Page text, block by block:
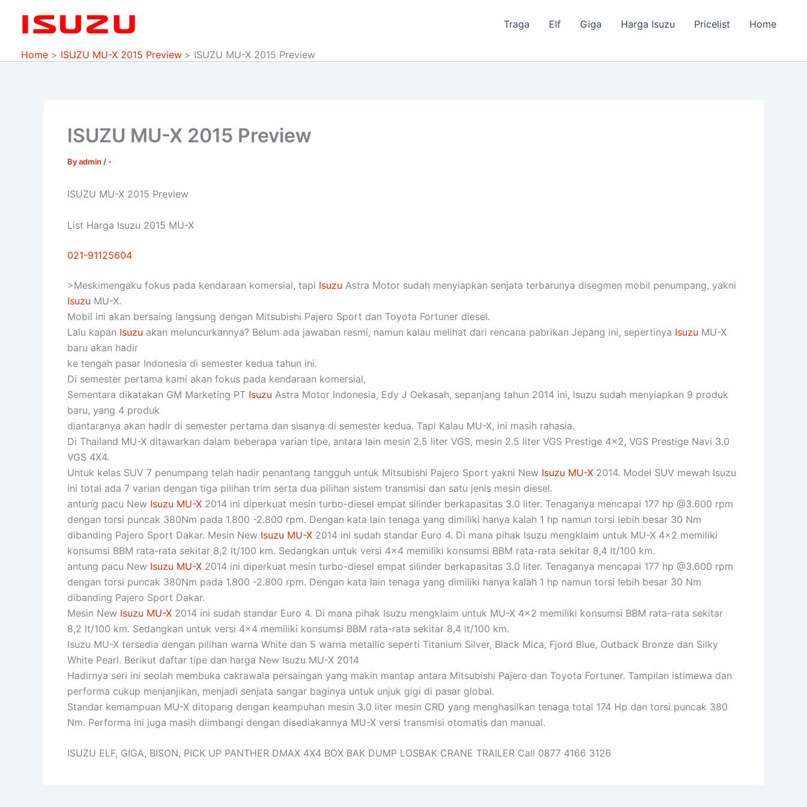
Traga Elf Giga Harga Isuzu Pricelist Home
Home ISUZU MU-X 2015 Preview ISUZU MU-X 2015 Preview
ISUZU MU-X 2015 Preview
Byadmin / -
ISUZU MU-X 2015 Preview
List Harga Isuzu 2015 MU-X
021-91125604
>Meskimengaku fokus pada kendaraan komersial, tapi Isuzu Astra Motor sudah menyiapkan senjata terbarunya disegmen mobil penumpang, yakni
Isuzu MU-X.
Mobil ini akan bersaing langsung dengan Mitsubishi Pajero Sport dan Toyota Fortuner diesel.
Lalu kapan Isuzu akan meluncurkannya? Belum ada jawaban resmi, namun kalau melihat dari rencana pabrikan Jepang ini, sepertinya Isuzu MU-X
baru akan hadir
ke tengah pasar Indonesia di semester kedua tahun ini.
Di semester pertama kami akan fokus pada kendaraan komersial,
Sementara dikatakan GM Marketing PT Isuzu Astra Motor Indonesia, Edy J Oekasah, sepanjang tahun 2014 ini, Isuzu sudah menyiapkan 9 produk
baru, yang 4 produk
diantaranya akan hadir di semester pertama dan sisanya di semester kedua. Tapi Kalau MU-X, ini masih rahasia.
Di Thailand MU-X ditawarkan dalam beberapa varian tipe, antara lain mesin 2.5 liter VGS, mesin 2.5 liter VGS Prestige 4×2, VGS Prestige Navi 3.0
VGS 4X4.
Untuk kelas SUV 7 penumpang telah hadir penantang tangguh untuk Mitsubishi Pajero Sport yakni New Isuzu MU-X 2014. Model SUV mewah Isuzu
ini total ada 7 varian dengan tiga pilihan trim serta dua pilihan sistem transmisi dan satu jenis mesin diesel.
antung pacu New Isuzu MU-X 2014 ini diperkuat mesin turbo-diesel empat silinder berkapasitas 3.0 liter. Tenaganya mencapai 177 hp @3.600 rpm
dengan torsi puncak 380Nm pada 1.800 -2.800 rpm. Dengan kata lain tenaga yang dimiliki hanya kalah 1 hp namun torsi lebih besar 30 Nm
dibanding Pajero Sport Dakar. Mesin New Isuzu MU-X 2014 ini sudah standar Euro 4. Di mana pihak Isuzu mengklaim untuk MU-X 4×2 memiliki
konsumsi BBM rata-rata sekitar 8,2 lt/100 km. Sedangkan untuk versi 4×4 memiliki konsumsi BBM rata-rata sekitar 8,4 lt/100 km.
antung pacu New Isuzu MU-X 2014 ini diperkuat mesin turbo-diesel empat silinder berkapasitas 3.0 liter. Tenaganya mencapai 177 hp @3.600 rpm
dengan torsi puncak 380Nm pada 1.800 -2.800 rpm. Dengan kata lain tenaga yang dimiliki hanya kalah 1 hp namun torsi lebih besar 30 Nm
dibanding Pajero Sport Dakar.
Mesin New Isuzu MU-X 2014 ini sudah standar Euro 4. Di mana pihak Isuzu mengklaim untuk MU-X 4×2 memiliki konsumsi BBM rata-rata sekitar
8,2 lt/100 km. Sedangkan untuk versi 4×4 memiliki konsumsi BBM rata-rata sekitar 8,4 lt/100 km.
Isuzu MU-X tersedia dengan pilihan warna White dan 5 warna metallic seperti Titanium Silver, Black Mica, Fjord Blue, Outback Bronze dan Silky
White Pearl. Berikut daftar tipe dan harga New Isuzu MU-X 2014
Hadirnya seri ini seolah membuka cakrawala persaingan yang makin mantap antara Mitsubishi Pajero dan Toyota Fortuner. Tampilan istimewa dan
performa cukup menjanjikan, menjadi senjata sangar baginya untuk unjuk gigi di pasar global.
Standar kemampuan MU-X ditopang dengan keampuhan mesin 3.0 liter mesin CRD yang menghasilkan tenaga total 174 Hp dan torsi puncak 380
Nm. Performa ini juga masih diimbangi dengan disediakannya MU-X versi transmisi otomatis dan manual.
ISUZU ELF, GIGA, BISON, PICK UP PANTHER DMAX 4X4 BOX BAK DUMP LOSBAK CRANE TRAILER Call 0877 4166 3126